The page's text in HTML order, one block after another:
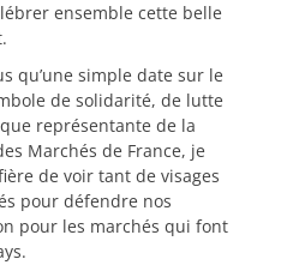
ensemble cette belle
qu’une simple date sur le
de solidarité, de lutte
représentante de la
Marchés de France, je
de voir tant de visages
pour défendre nos
pour les marchés qui font